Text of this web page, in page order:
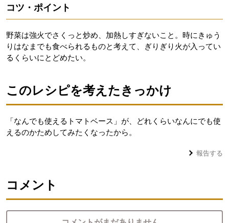
コツ・ポイント
野菜は強火でさくっと炒め、加熱しすぎないこと。時にきゅう
りはなまでも食べられるものと考えて、ぎりぎり火が入ってい
るくらいにとどめたい。
このレシピを考えたきっかけ
「なんでも使えるトマトベース」が、どれくらいなんにでも使
えるのかためしてみたくなったから。
報告する
コメント